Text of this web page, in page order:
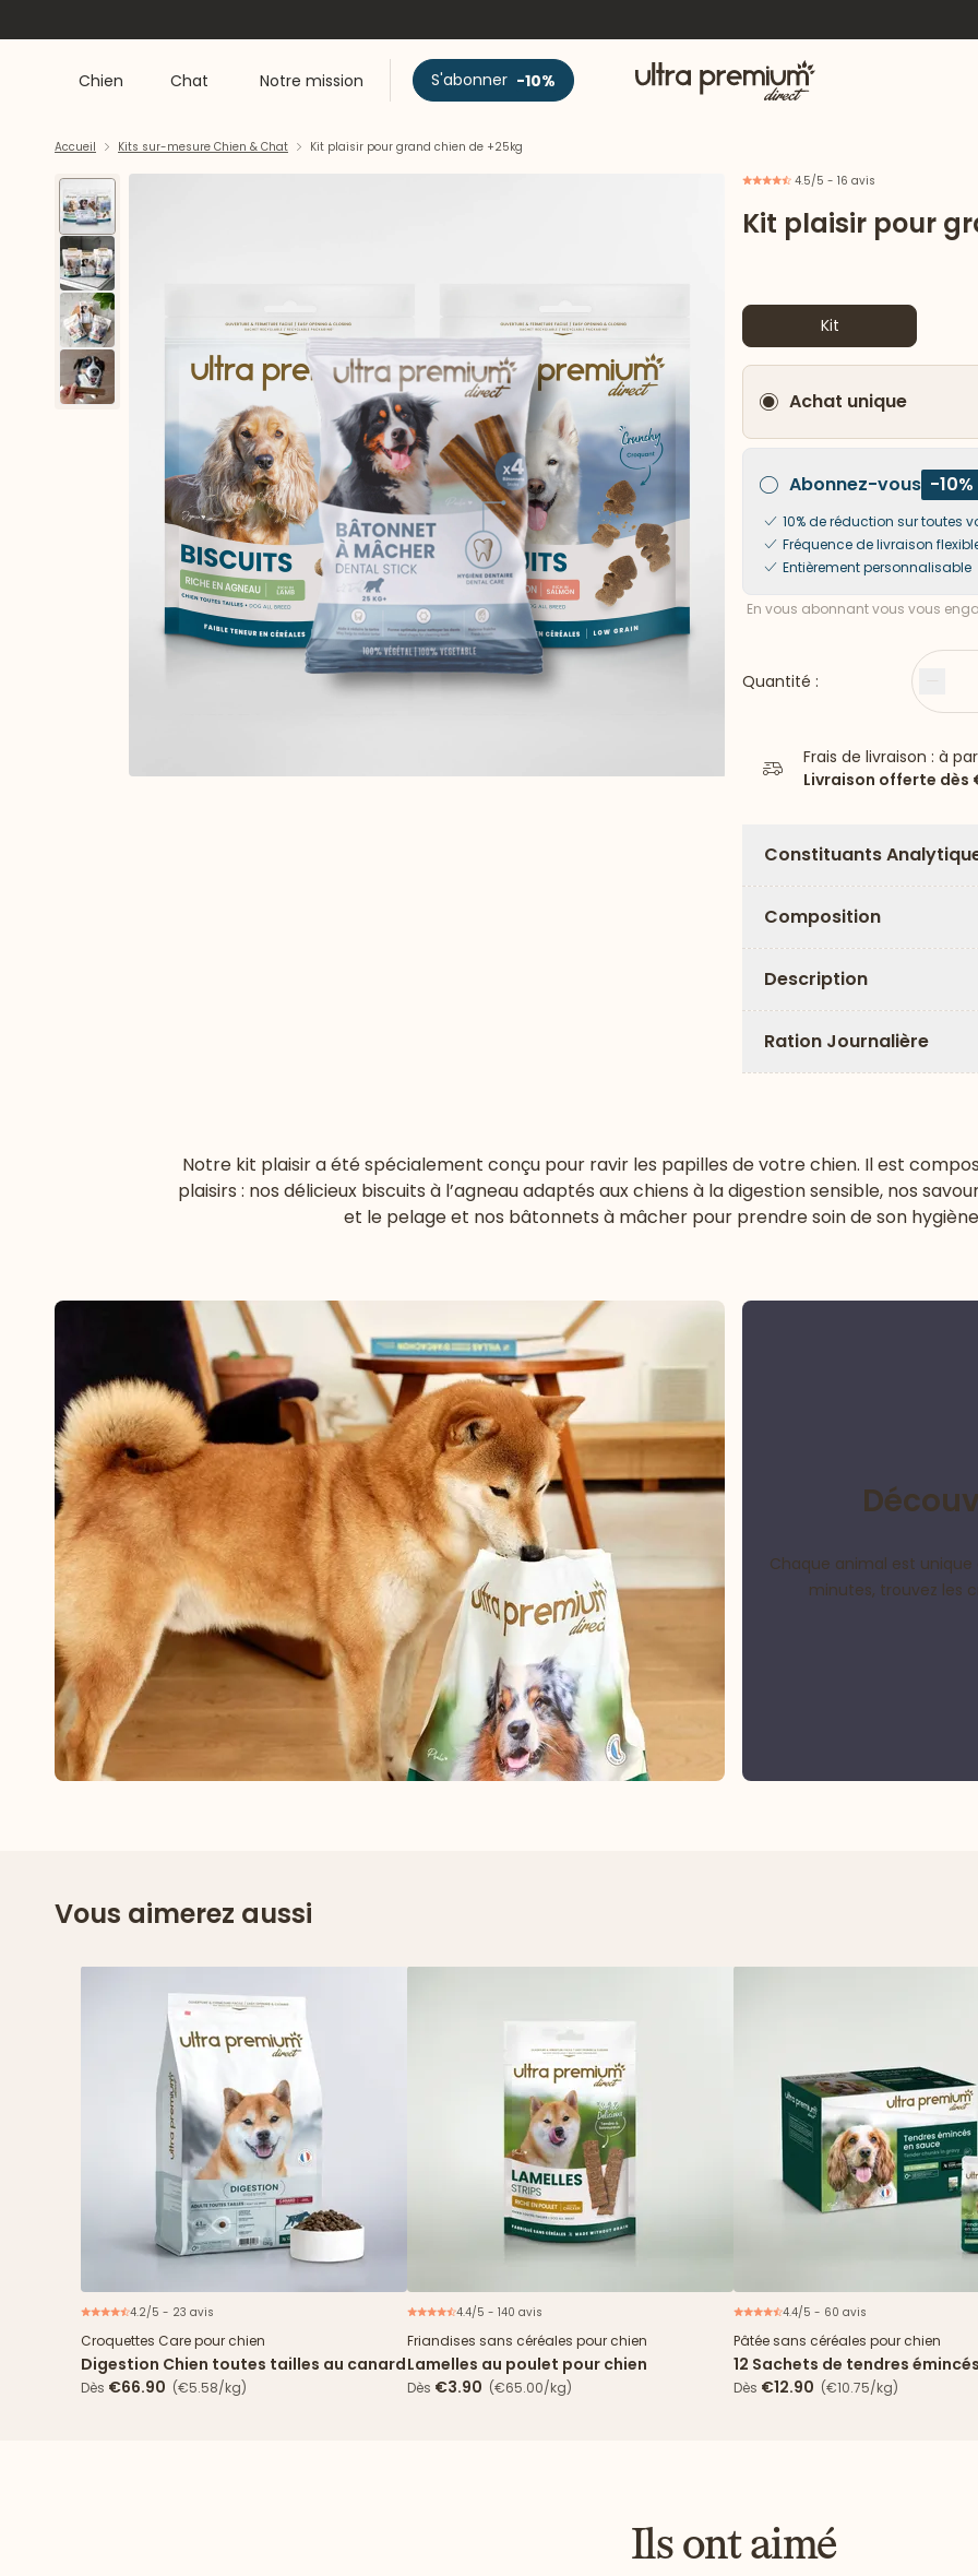
Chien Chat Notre mission S'abonner -10% Accueil
Accueil Kits sur-mesure Chien & Chat Kit plaisir pour grand chien de +25kg
4.5/5 - 16 avis
Kit plaisir pour
Kit
Achat unique
Abonnez-vous -10%
10% de réduction sur toutes
Fréquence de livraison
Entièrement personnalisable
En vous abonnant vous vous
Quantité : Moins
Frais de livraison : à
Livraison offerte dès
Constituants
Composition
Description
Ration Journalière
Notre kit plaisir a été spécialement conçu pour ravir les papilles de votre chien. Il est
plaisirs : nos délicieux biscuits à l’agneau adaptés aux chiens à la digestion sensible, nos
et le pelage et nos bâtonnets à mâcher pour prendre soin de son
Chaque animal est
minutes, trouvez les
Vous aimerez aussi
4.2/5 - 23 avis
Croquettes Care pour chien
Digestion Chien toutes tailles au canard
Dès €66.90 (€5.58/kg)
4.4/5 - 140 avis
Friandises sans céréales pour chien
Lamelles au poulet pour chien
Dès €3.90 (€65.00/kg)
4.4/5 - 60 avis
Pâtée sans céréales pour chien
12 Sachets de tendres
& haricots verts
Dès €12.90 (€10.75/kg)
Ils ont aimé